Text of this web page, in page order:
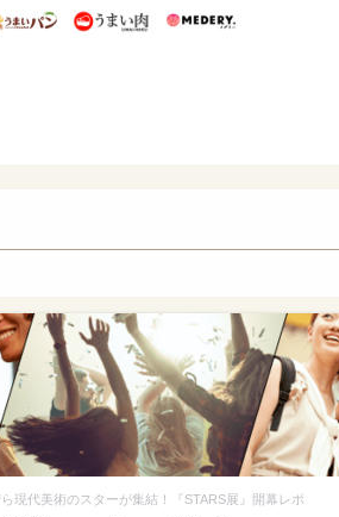
特集
いめし うまいパン うまい肉
現代美術のスターが集結！『STARS展』開幕レポ